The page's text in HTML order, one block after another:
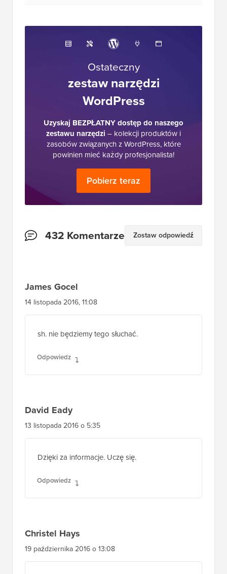
Ostateczny
zestaw narzędzi
WordPress
Uzyskaj BEZPŁATNY dostęp do naszego
zestawu narzędzi – kolekcji produktów i
zasobów związanych z WordPress, które
powinien mieć każdy profesjonalista!
Pobierz teraz
Interakcje
432 Komentarze Zostaw odpowiedź
James Gocel
14 listopada 2016, 11:08
sh. nie będziemy tego słuchać.
Odpowiedz
David Eady
13 listopada 2016 o 5:35
Dzięki za informacje. Uczę się.
Odpowiedz
Christel Hays
19 października 2016 o 13:08